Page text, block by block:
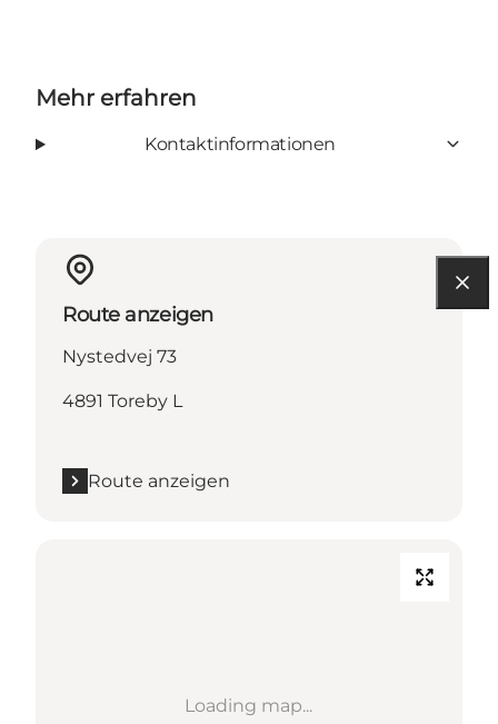
Mehr erfahren
Kontaktinformationen
Route anzeigen
Nystedvej 73
4891 Toreby L
Route anzeigen
Loading map...